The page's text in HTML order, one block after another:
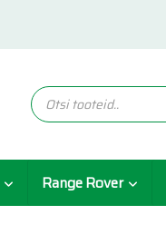
Products search
Range Rover